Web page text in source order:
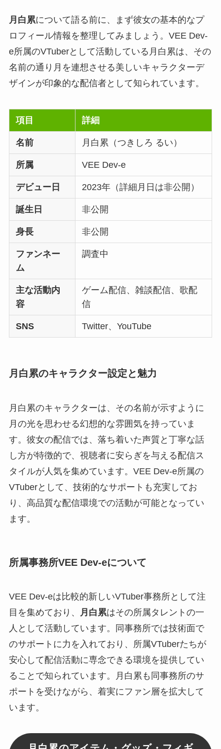
月白累について語る前に、まず彼女の基本的なプ
ロフィール情報を整理してみましょう。VEE Dev-
e所属のVTuberとして活動している月白累は、その
名前の通り月を連想させる美しいキャラクターデ
ザインが印象的な配信者として知られています。
項目 詳細
名前 月白累（つきしろ るい）
所属 VEE Dev-e
デビュー日 2023年（詳細月日は非公開）
誕生日 非公開
身長 非公開
ファンネー
ム
調査中
主な活動内
容
ゲーム配信、雑談配信、歌配
信
SNS Twitter、YouTube
月白累のキャラクター設定と魅力
月白累のキャラクターは、その名前が示すように
月の光を思わせる幻想的な雰囲気を持っていま
す。彼女の配信では、落ち着いた声質と丁寧な話
し方が特徴的で、視聴者に安らぎを与える配信ス
タイルが人気を集めています。VEE Dev-e所属の
VTuberとして、技術的なサポートも充実してお
り、高品質な配信環境での活動が可能となってい
ます。
所属事務所VEE Dev-eについて
VEE Dev-eは比較的新しいVTuber事務所として注
目を集めており、
月白累はその所属タレントの一
人として活動しています。同事務所では技術面で
のサポートに力を入れており、所属VTuberたちが
安心して配信活動に専念できる環境を提供してい
ることで知られています。月白累も同事務所のサ
ポートを受けながら、着実にファン層を拡大して
います。